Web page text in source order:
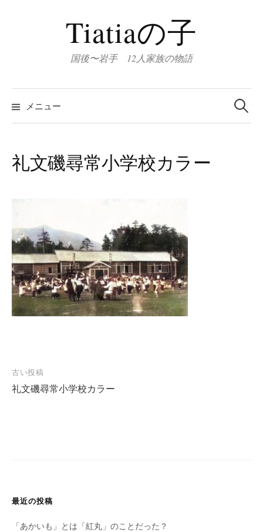
へ
ス
Tiatiaの子
国後〜岩手 12人家族の物語
メニュー
検
索:
礼文磯尋常小学校カラー
投
稿
ョ
古い投稿
礼文磯尋常小学校カラー
最近の投稿
「あかいも」とは「紅丸」のことだった？